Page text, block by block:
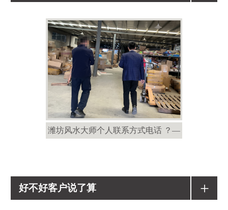
潍坊风水大师个人联系方式电话 ？—
好不好客户说了算 +